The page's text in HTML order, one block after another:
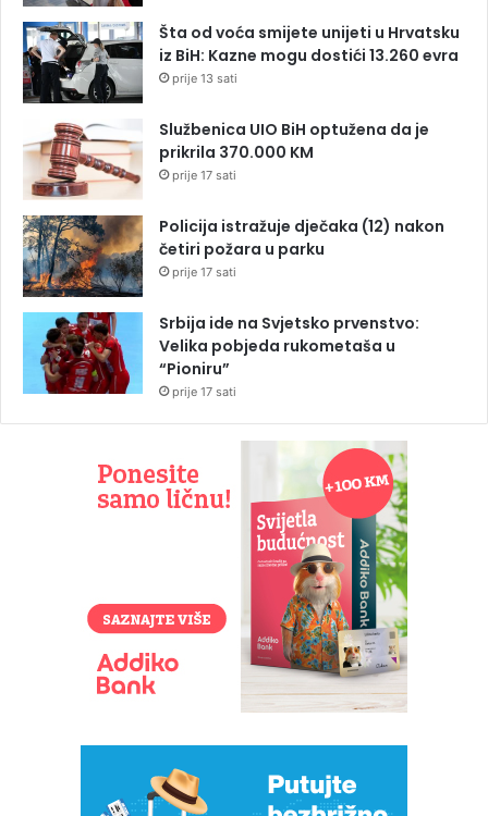
Šta od voća smijete unijeti u Hrvatsku
iz BiH: Kazne mogu dostići 13.260 evra
prije 13 sati
Službenica UIO BiH optužena da je
prikrila 370.000 KM
prije 17 sati
Policija istražuje dječaka (12) nakon
četiri požara u parku
prije 17 sati
Srbija ide na Svjetsko prvenstvo:
Velika pobjeda rukometaša u
“Pioniru”
prije 17 sati